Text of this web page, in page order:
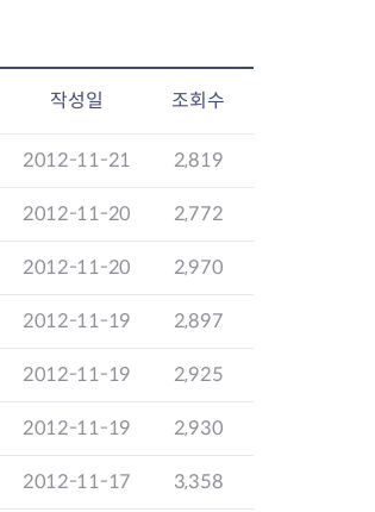
고향사랑기부제
답례물품
도시정비소식
공동주택현황
정비사업구역현황
재건축
재개발
재정비촉진
지구단위계획
석면해체·제거일정
청량리 중심지 육성
도시디자인
장안동283-1일대 개발사업
작성일 조회수
2012-11-21 2,819
2012-11-20 2,772
2012-11-20 2,970
2012-11-19 2,897
2012-11-19 2,925
2012-11-19 2,930
2012-11-17 3,358